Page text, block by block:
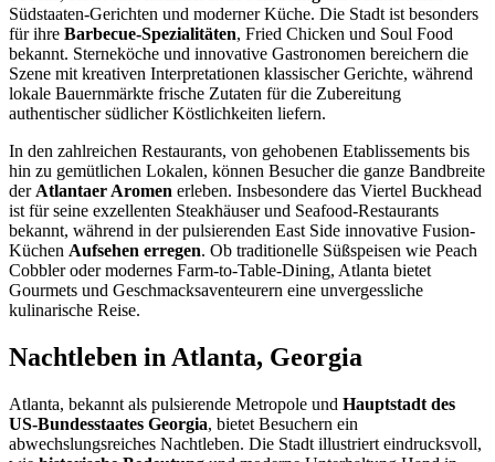
Südstaaten-Gerichten und moderner Küche. Die Stadt ist besonders
für ihre Barbecue-Spezialitäten, Fried Chicken und Soul Food
bekannt. Sterneköche und innovative Gastronomen bereichern die
Szene mit kreativen Interpretationen klassischer Gerichte, während
lokale Bauernmärkte frische Zutaten für die Zubereitung
authentischer südlicher Köstlichkeiten liefern.
In den zahlreichen Restaurants, von gehobenen Etablissements bis
hin zu gemütlichen Lokalen, können Besucher die ganze Bandbreite
der Atlantaer Aromen erleben. Insbesondere das Viertel Buckhead
ist für seine exzellenten Steakhäuser und Seafood-Restaurants
bekannt, während in der pulsierenden East Side innovative Fusion-
Küchen Aufsehen erregen. Ob traditionelle Süßspeisen wie Peach
Cobbler oder modernes Farm-to-Table-Dining, Atlanta bietet
Gourmets und Geschmacksaventeurern eine unvergessliche
kulinarische Reise.
Nachtleben in Atlanta, Georgia
Atlanta, bekannt als pulsierende Metropole und Hauptstadt des
US-Bundesstaates Georgia, bietet Besuchern ein
abwechslungsreiches Nachtleben. Die Stadt illustriert eindrucksvoll,